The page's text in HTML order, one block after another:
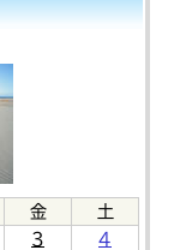
金
土
3
4